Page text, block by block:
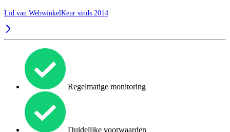
Lid van WebwinkelKeur sinds 2014
Regelmatige monitoring
Duidelijke voorwaarden